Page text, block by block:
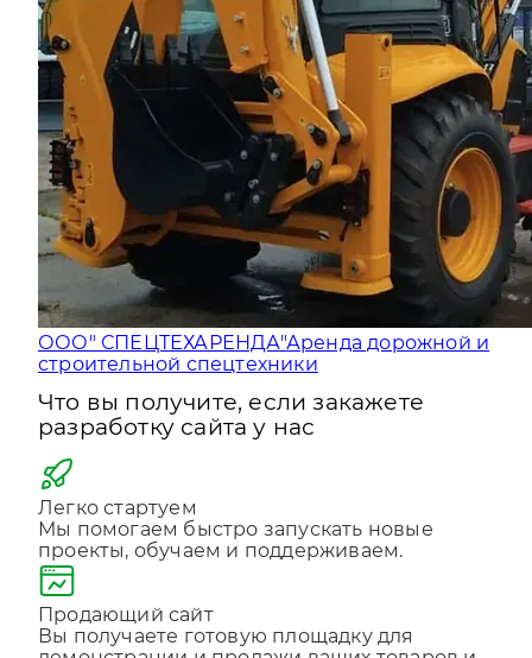
ООО" СПЕЦТЕХАРЕНДА"
строительной спецтехники
Что вы получите, если закажете
разработку сайта у нас
Легко стартуем
Мы помогаем быстро запускать новые
проекты, обучаем и поддерживаем.
Продающий сайт
Вы получаете готовую площадку для
демонстрации и продажи ваших товаров и